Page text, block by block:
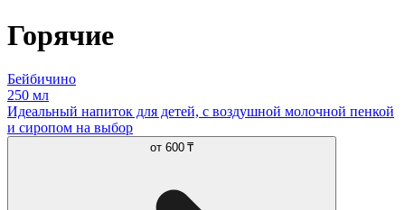
Горячие
Бейбичино
250 мл
Идеальный напиток для детей, с воздушной молочной пенкой
и сиропом на выбор
от 600 ₸